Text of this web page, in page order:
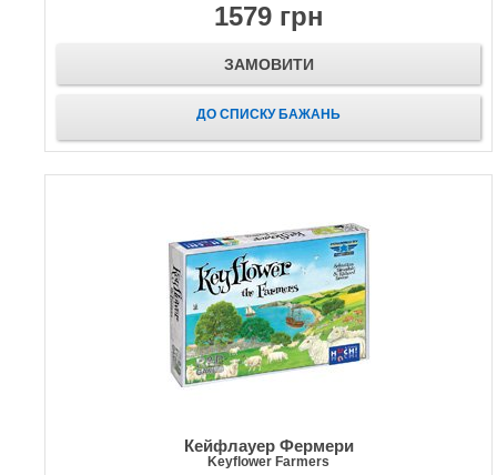
1579 грн
ЗАМОВИТИ
ДО СПИСКУ БАЖАНЬ
Кейфлауер Фермери
Keyflower Farmers